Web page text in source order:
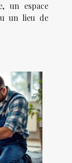
un espace
un lieu de